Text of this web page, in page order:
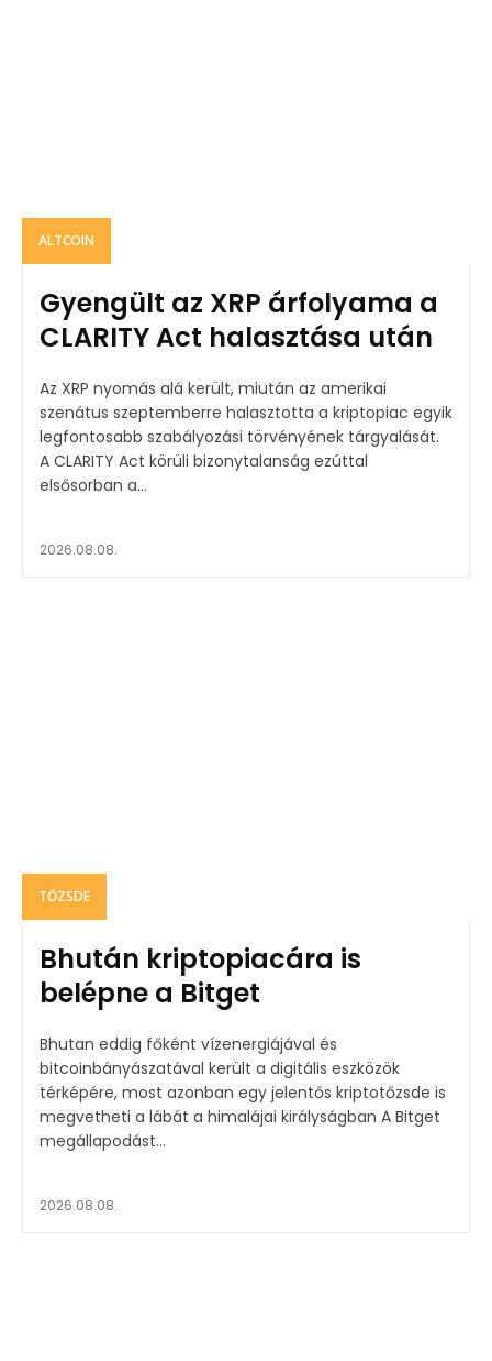
ALTCOIN
Gyengült az XRP árfolyama a
CLARITY Act halasztása után
Az XRP nyomás alá került, miután az amerikai
szenátus szeptemberre halasztotta a kriptopiac egyik
legfontosabb szabályozási törvényének tárgyalását.
A CLARITY Act körüli bizonytalanság ezúttal
elsősorban a...
2026.08.08.
TŐZSDE
Bhután kriptopiacára is
belépne a Bitget
Bhutan eddig főként vízenergiájával és
bitcoinbányászatával került a digitális eszközök
térképére, most azonban egy jelentős kriptotőzsde is
megvetheti a lábát a himalájai királyságban A Bitget
megállapodást...
2026.08.08.